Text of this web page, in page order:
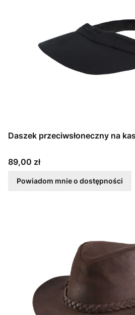
Daszek przeciwsłoneczny na
Cena
89,00 zł
Powiadom mnie o dostępności